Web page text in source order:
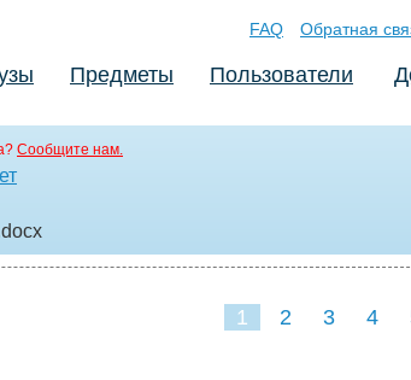
FAQ Обратная
Предметы Пользователи
Сообщите нам.
1 2 3 4